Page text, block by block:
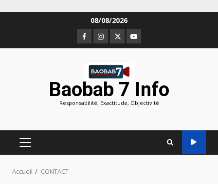
08/08/2026
Facebook
Instagram
TwitterYoutube
Baobab 7 Info
Responsabilité, Exactitude, Objectivité
MENU
PRINCIPAL
Accueil CONTACT